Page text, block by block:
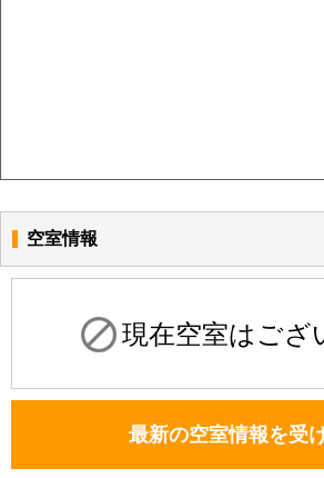
空室情報
現在空室はござ
最新の空室情報を受